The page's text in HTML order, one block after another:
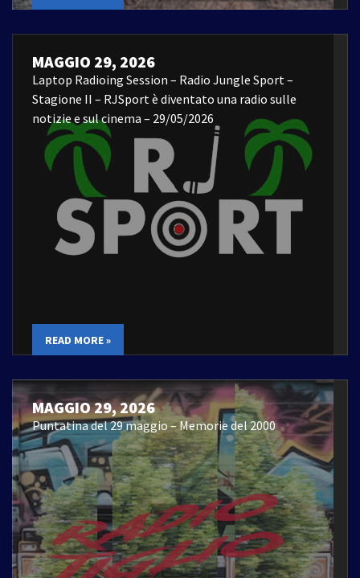
MAGGIO 29, 2026
Laptop Radioing Session – Radio Jungle Sport –
Stagione II – RJSport è diventato una radio sulle
notizie e sul cinema – 29/05/2026
READ MORE »
MAGGIO 29, 2026
Puntatina del 29 maggio – Memorie del 2000